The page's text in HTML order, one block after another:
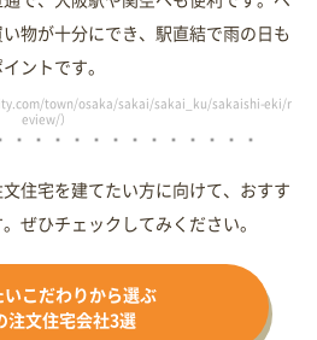
物が十分にでき、駅直結で雨の日も
ントです。
town/osaka/sakai/sakai_ku/sakaishi-eki/r
eview/）
住宅を建てたい方に向けて、おすす
ぜひチェックしてみください。
こだわりから選ぶ
注文住宅会社3選